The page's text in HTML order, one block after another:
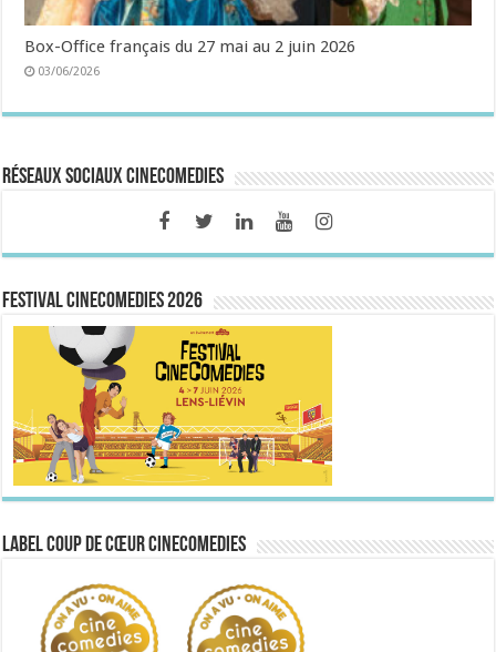
Box-Office français du 27 mai au 2 juin 2026
03/06/2026
Réseaux sociaux CineComedies
FESTIVAL CINECOMEDIES 2026
Label Coup de Cœur CineComedies